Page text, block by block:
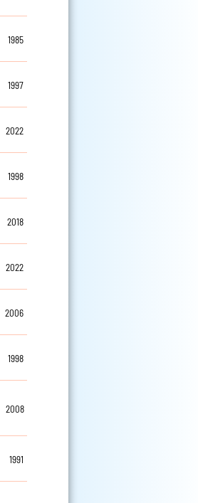
1985
1997
2022
1998
2018
2022
2006
1998
2008
1991